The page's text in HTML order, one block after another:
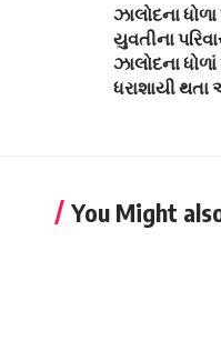
ઝાલોદના
યુવતીના
ઝાલોદના
ધરાશાયી
You Might